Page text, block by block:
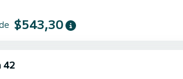
$543,30
42